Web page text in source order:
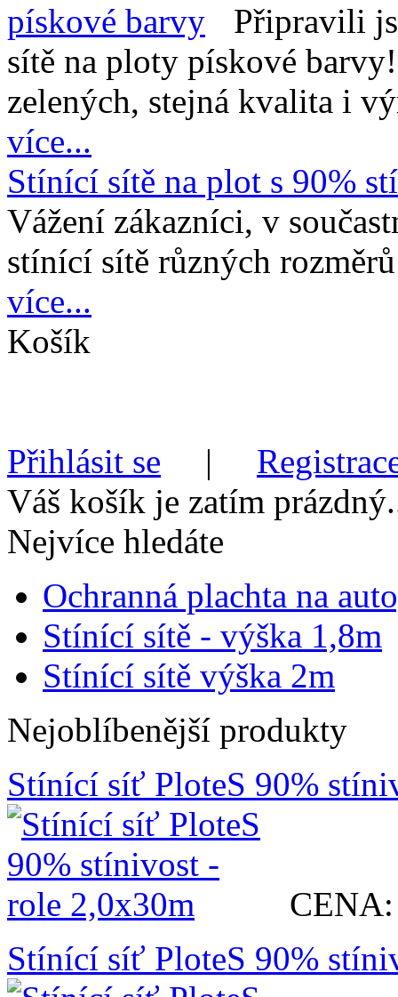
Připravili
sítě na ploty pískové
zelených, stejná kvalita i
více...
Stínící sítě na plot s 90%
Vážení zákazníci, v
stínící sítě různých
více...
Košík
Přihlásit se |
Váš košík je zatím
Nejvíce hledáte
Ochranná plachta na
Stínící sítě - výška 1,8m
Stínící sítě výška 2m
Nejoblíbenější produkty
Stínící síť PloteS 90%
CENA:
Stínící síť PloteS 90%